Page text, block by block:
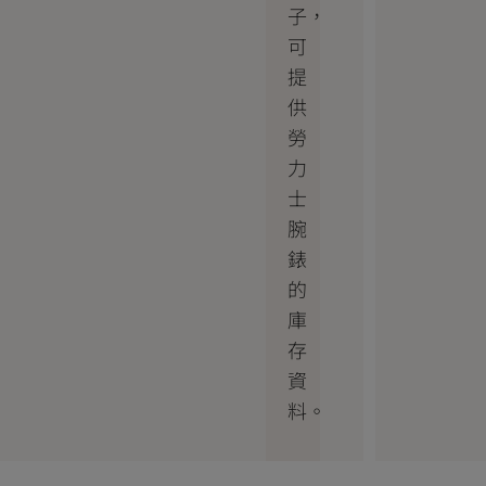
子，
可
提
供
勞
力
士
腕
錶
的
庫
存
資
料。